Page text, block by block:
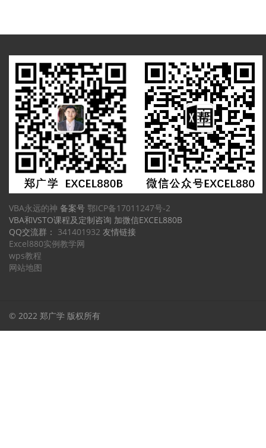
VBA永远的神 备案号 鄂ICP备17011247号-2
VBA和VSTO课程及定制咨询 加微信EXCEL880B
QQ交流群： 341401932 友情链接
Excel880实例教学网
wps教程
网站地图
© 2022 郑广学 版权所有